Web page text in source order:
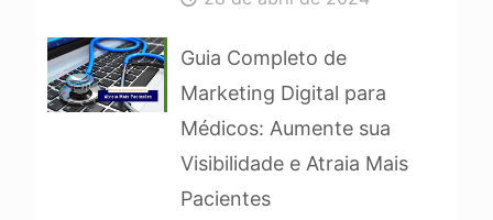
Guia Completo de
Marketing Digital para
Médicos: Aumente sua
Visibilidade e Atraia Mais
Pacientes